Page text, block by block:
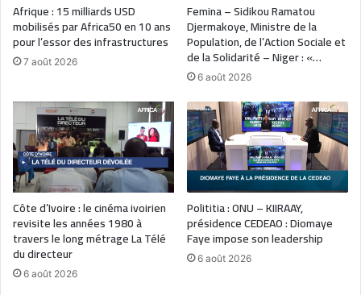
Afrique : 15 milliards USD
mobilisés par Africa50 en 10 ans
pour l’essor des infrastructures
7 août 2026
Femina – Sidikou Ramatou
Djermakoye, Ministre de la
Population, de l’Action Sociale et
de la Solidarité – Niger : «…
6 août 2026
Côte d’Ivoire : le cinéma ivoirien
revisite les années 1980 à
travers le long métrage La Télé
du directeur
6 août 2026
Polititia : ONU – KIIRAAY,
présidence CEDEAO : Diomaye
Faye impose son leadership
6 août 2026